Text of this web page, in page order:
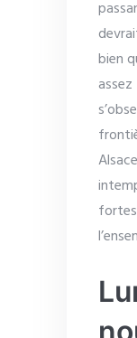
bien